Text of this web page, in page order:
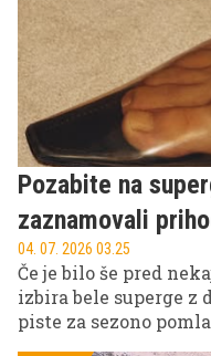
Pozabite na
zaznamovali
04. 07. 2026 03.25
Če je bilo še pred
izbira bele superge z
piste za sezono